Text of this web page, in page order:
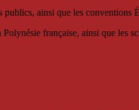
publics, ainsi que les conventions
française, ainsi que les